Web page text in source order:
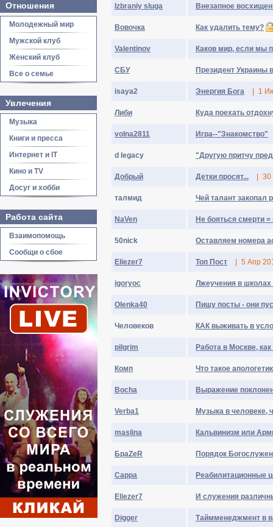
Отношения
Молодежный мир
Мужской клуб
Женский клуб
Все о семье
Увлечения
Музыка
Книги и пресса
Интернет и IT
Кино и TV
Досуг и хобби
Работа сайта
Взаимопомощь
Сообщи о сбое
Izbraniy sluga Внезапное
Вовочка Как удалить тему?
Valentinov Каков мир, если мы
СБУ Президент Украины
isaya2 Энергия Бога 1
Либи Куда поехать
volna2811 Игра--"Знакомство"
d legacy "Другую притчу
Добрый Детки просят... 30
талмид Чей талант закопал
NaVen Не бояться смерти
50nick Оставляем номера
Eliezer7 Топ Пост 5 Апр
igoryoc Лжеучения в
Olenka40 Пишу посты - они
Человеков КАК выживать в
pilgrim Работа в Москве, как
Комп Что такое
Bocha Выражение
Verba1 Музыка в человеке,
maslina Кальвинизм или
БраZеR Порядок
Сарра Реабилитационные
Eliezer7 И служения
Digger Таймменеджмент в